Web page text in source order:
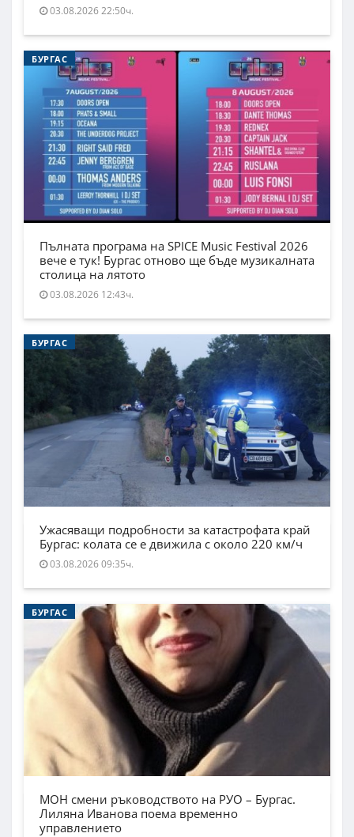
03.08.2026 22:50ч.
БУРГАС
Пълната програма на SPICE Music Festival 2026
вече е тук! Бургас отново ще бъде музикалната
столица на лятото
03.08.2026 12:43ч.
БУРГАС
Ужасяващи подробности за катастрофата край
Бургас: колата се е движила с около 220 км/ч
03.08.2026 09:35ч.
БУРГАС
МОН смени ръководството на РУО – Бургас.
Лиляна Иванова поема временно
управлението